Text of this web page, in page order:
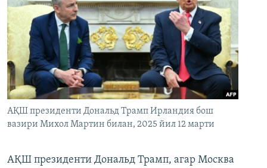
АҚШ президенти Дональд Трамп Ирландия бош
вазири Михол Мартин билан, 2025 йил 12 марти
АҚШ президенти Дональд Трамп, агар Москва